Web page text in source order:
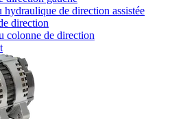
hydraulique de direction assistée
direction
colonne de direction